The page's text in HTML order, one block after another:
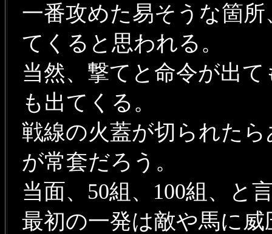
一番攻めた易そうな箇
てくると思われる。
当然、撃てと命令が出
も出てくる。
戦線の火蓋が切られた
が常套だろう。
当面、50組、100組、と
最初の一発は敵や馬に